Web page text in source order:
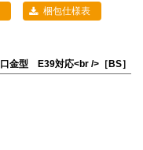
梱包仕様表
口金型 E39対応<br />［BS］